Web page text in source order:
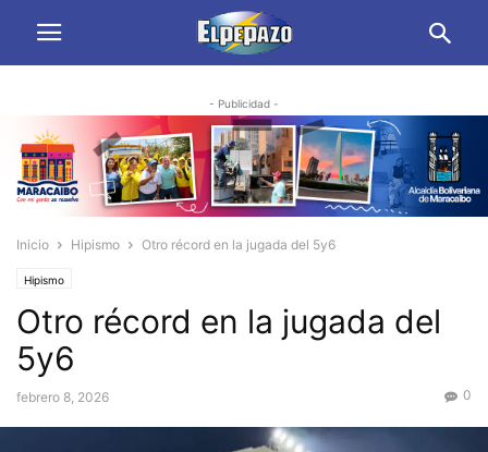
- Publicidad -
Inicio Hipismo Otro récord en la jugada del 5y6
Hipismo
Otro récord en la jugada del
5y6
febrero 8, 2026 0